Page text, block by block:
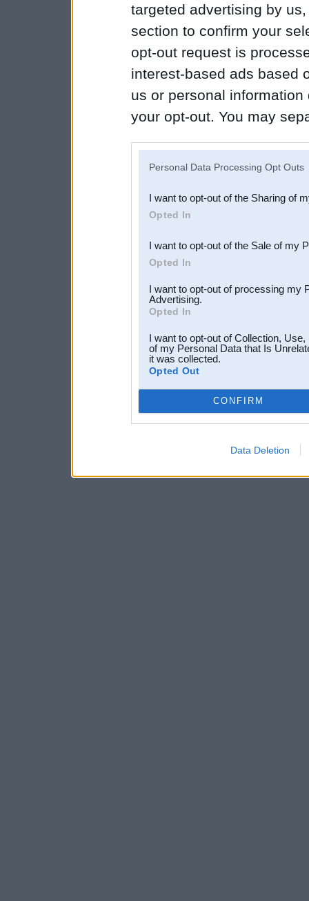
targeted advertising by
section to confirm your
opt-out request is
interest-based ads based
us or personal
your opt-out. You may
Downstream Participants
third parties.
Personal Data Processing Opt Outs
I want to opt-out of the Sharing of
Opted In
I want to opt-out of the Sale of my
Opted In
I want to opt-out of processing my
Advertising.
Opted In
I want to opt-out of Collection,
of my Personal Data that Is
it was collected.
Opted Out
CONFIRM
Data Deletion